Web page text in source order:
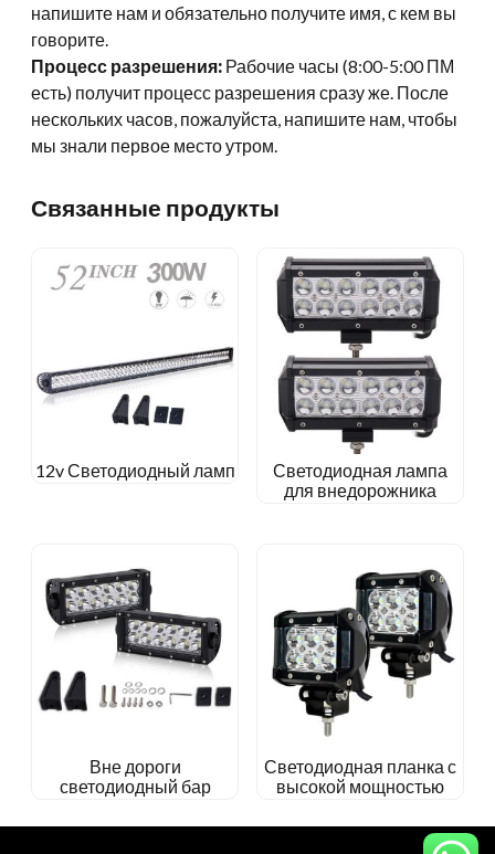
напишите нам и обязательно получите имя, с кем вы
говорите.
Процесс разрешения: Рабочие часы (8:00-5:00 ПМ
есть) получит процесс разрешения сразу же. После
нескольких часов, пожалуйста, напишите нам, чтобы
мы знали первое место утром.
Связанные продукты
12v Светодиодный ламп
Светодиодная лампа
для внедорожника
Вне дороги
светодиодный бар
Светодиодная планка с
высокой мощностью